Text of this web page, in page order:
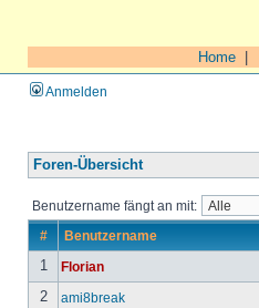
Home
Anmelden
Foren-Übersicht
Benutzername fängt an mit:
# Benutzername
1 Florian
2 ami8break